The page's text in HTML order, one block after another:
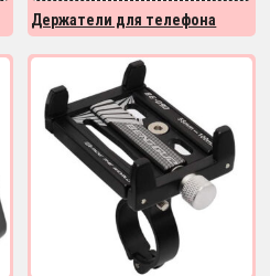
Держатели для телефона